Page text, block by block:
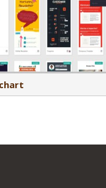
Met iMovie maak en bewerk
Je kunt videofragmenten,
geluid combineren tot een
film.